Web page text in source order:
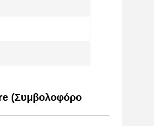
(Συμβολοφόρο